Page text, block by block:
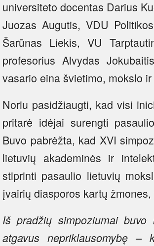
universiteto docentas Darius
Juozas Augutis, VDU
Šarūnas Liekis, VU
profesorius Alvydas
vasario eina švietimo, mokslo
Noriu pasidžiaugti, kad visi
pritarė idėjai surengti
Buvo pabrėžta, kad XVI
lietuvių akademinės ir
stiprinti pasaulio lietuvių
įvairių diasporos kartų
Iš pradžių simpoziumai
atgavus nepriklausomybę